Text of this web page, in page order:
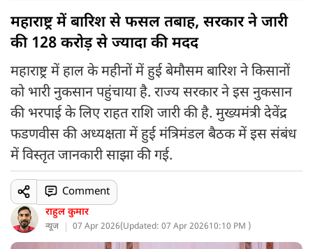
महाराष्ट्र में बारिश से फसल तबाह, सरकार ने जारी
की 128 करोड़ से ज्यादा की मदद
महाराष्ट्र में हाल के महीनों में हुई बेमौसम बारिश ने किसानों
को भारी नुकसान पहुंचाया है. राज्य सरकार ने इस नुकसान
की भरपाई के लिए राहत राशि जारी की है. मुख्यमंत्री देवेंद्र
फडणवीस की अध्यक्षता में हुई मंत्रिमंडल बैठक में इस संबंध
में विस्तृत जानकारी साझा की गई.
राहुल कुमार
न्यूज 07 Apr 2026(Updated: 07 Apr 202610:10 PM )
Comment